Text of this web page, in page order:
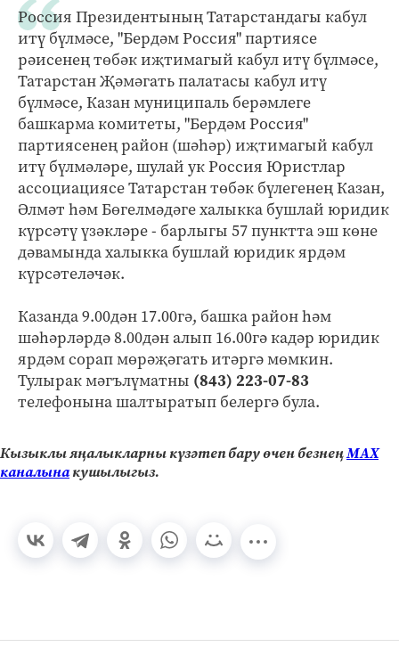
Россия Президентының Татарстандагы кабул
итү бүлмәсе, "Бердәм Россия" партиясе
рәисенең төбәк иҗтимагый кабул итү бүлмәсе,
Татарстан Җәмәгать палатасы кабул итү
бүлмәсе, Казан муниципаль берәмлеге
башкарма комитеты, "Бердәм Россия"
партиясенең район (шәһәр) иҗтимагый кабул
итү бүлмәләре, шулай ук Россия Юристлар
ассоциациясе Татарстан төбәк бүлегенең Казан,
Әлмәт һәм Бөгелмәдәге халыкка бушлай юридик
күрсәтү үзәкләре - барлыгы 57 пунктта эш көне
дәвамында халыкка бушлай юридик ярдәм
күрсәтеләчәк.
Казанда 9.00дән 17.00гә, башка район һәм
шәһәрләрдә 8.00дән алып 16.00гә кадәр юридик
ярдәм сорап мөрәҗәгать итәргә мөмкин.
Тулырак мәгълүматны (843) 223-07-83
телефонына шалтыратып белергә була.
Кызыклы яңалыкларны күзәтеп бару өчен безнеңМАХ
каналынакушылыгыз.